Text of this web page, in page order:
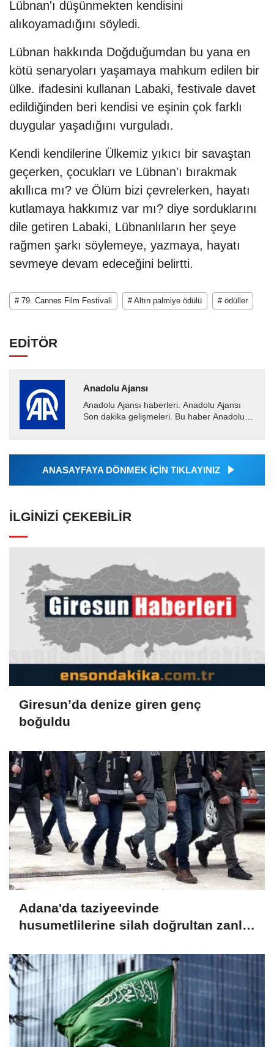
Lübnan'ı düşünmekten kendisini
alıkoyamadığını söyledi.
Lübnan hakkında Doğduğumdan bu yana en
kötü senaryoları yaşamaya mahkum edilen bir
ülke. ifadesini kullanan Labaki, festivale davet
edildiğinden beri kendisi ve eşinin çok farklı
duygular yaşadığını vurguladı.
Kendi kendilerine Ülkemiz yıkıcı bir savaştan
geçerken, çocukları ve Lübnan'ı bırakmak
akıllıca mı? ve Ölüm bizi çevrelerken, hayatı
kutlamaya hakkımız var mı? diye sorduklarını
dile getiren Labaki, Lübnanlıların her şeye
rağmen şarkı söylemeye, yazmaya, hayatı
sevmeye devam edeceğini belirtti.
# 79. Cannes Film Festivali # Altın palmiye ödülü # ödüller
EDİTÖR
Anadolu Ajansı
Anadolu Ajansı haberleri. Anadolu Ajansı
Son dakika gelişmeleri. Bu haber Anadolu
Ajansı tarafından...
ANASAYFAYA DÖNMEK İÇİN TIKLAYINIZ
İLGINIZI ÇEKEBILIR
Giresun’da denize giren genç
boğuldu
Adana'da taziyeevinde
husumetlilerine silah doğrultan zanlı